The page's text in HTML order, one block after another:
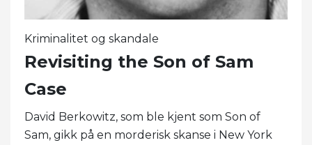
Kriminalitet og skandale
Revisiting the Son of Sam
Case
David Berkowitz, som ble kjent som Son of
Sam, gikk på en morderisk skanse i New York